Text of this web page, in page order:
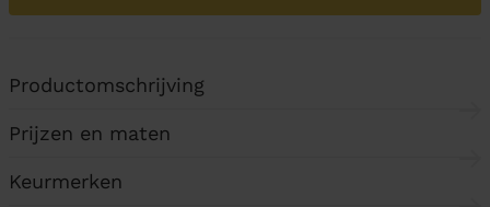
Productomschrijving
Prijzen en maten
Keurmerken